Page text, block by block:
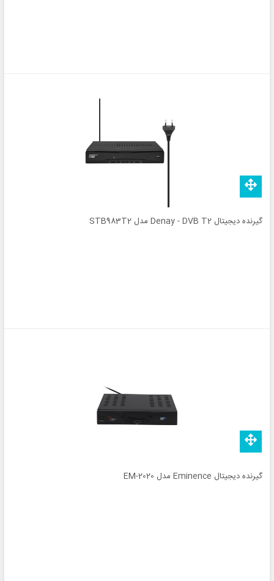
گیرنده دیجیتال Denay - DVB T2 مدل STB983T2
گیرنده دیجیتال Eminence مدل EM-2020